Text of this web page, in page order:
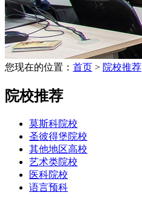
您现在的位置： 首页 > 院校推荐
院校推荐
莫斯科院校
圣彼得堡院校
其他地区高校
艺术类院校
医科院校
语言预科